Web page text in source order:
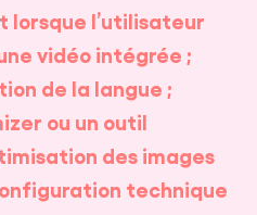
lorsque l’utilisateur
vidéo intégrée ;
de la langue ;
ou un outil
des images
technique